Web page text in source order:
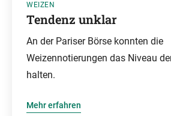
WEIZEN
Tendenz unklar
An der Pariser Börse konnten die
Weizennotierungen das Niveau
halten.
Mehr erfahren